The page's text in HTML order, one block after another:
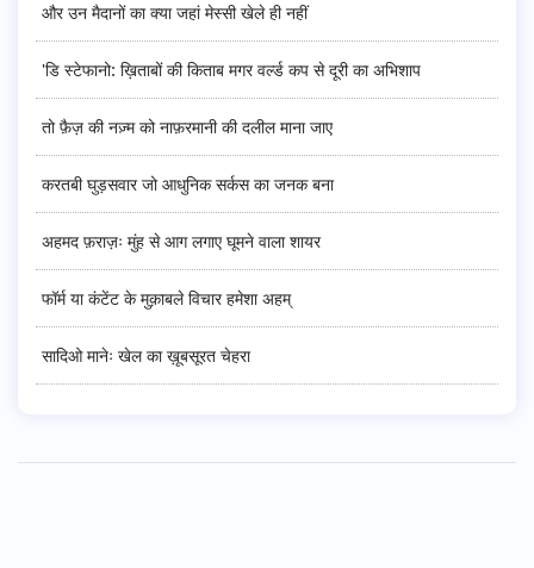
और उन मैदानों का क्या जहां मेस्सी खेले ही नहीं
'डि स्टेफानो: ख़िताबों की किताब मगर वर्ल्ड कप से दूरी का अभिशाप
तो फ़ैज़ की नज़्म को नाफ़रमानी की दलील माना जाए
करतबी घुड़सवार जो आधुनिक सर्कस का जनक बना
अहमद फ़राज़ः मुंह से आग लगाए घूमने वाला शायर
फॉर्म या कंटेंट के मुक़ाबले विचार हमेशा अहम्
सादिओ मानेः खेल का ख़ूबसूरत चेहरा